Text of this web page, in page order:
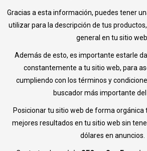
Gracias a esta información, puedes tener
utilizar para la descripción de tus
general en tu sitio
Además de esto, es importante estarle
constantemente a tu sitio web, para
cumpliendo con los términos y
buscador más importante
Posicionar tu sitio web de forma orgánica
mejores resultados en tu sitio web sin
dólares en anuncios.